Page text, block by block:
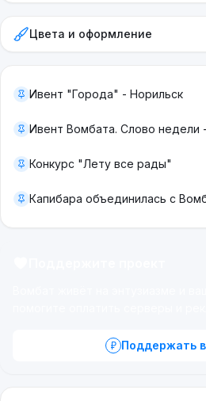
Цвета и оформление
Ивент "Города" - Норильск
Ивент Вомбата. Слово недели
Конкурс "Лету все рады"
Капибара объединилась с
Поддержать